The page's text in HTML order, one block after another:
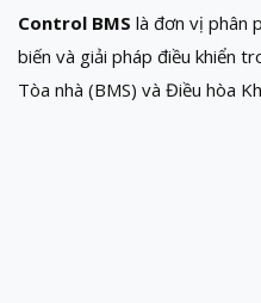
Control BMS là đơn vị phân
biến và giải pháp điều khiển
Tòa nhà (BMS) và Điều hòa